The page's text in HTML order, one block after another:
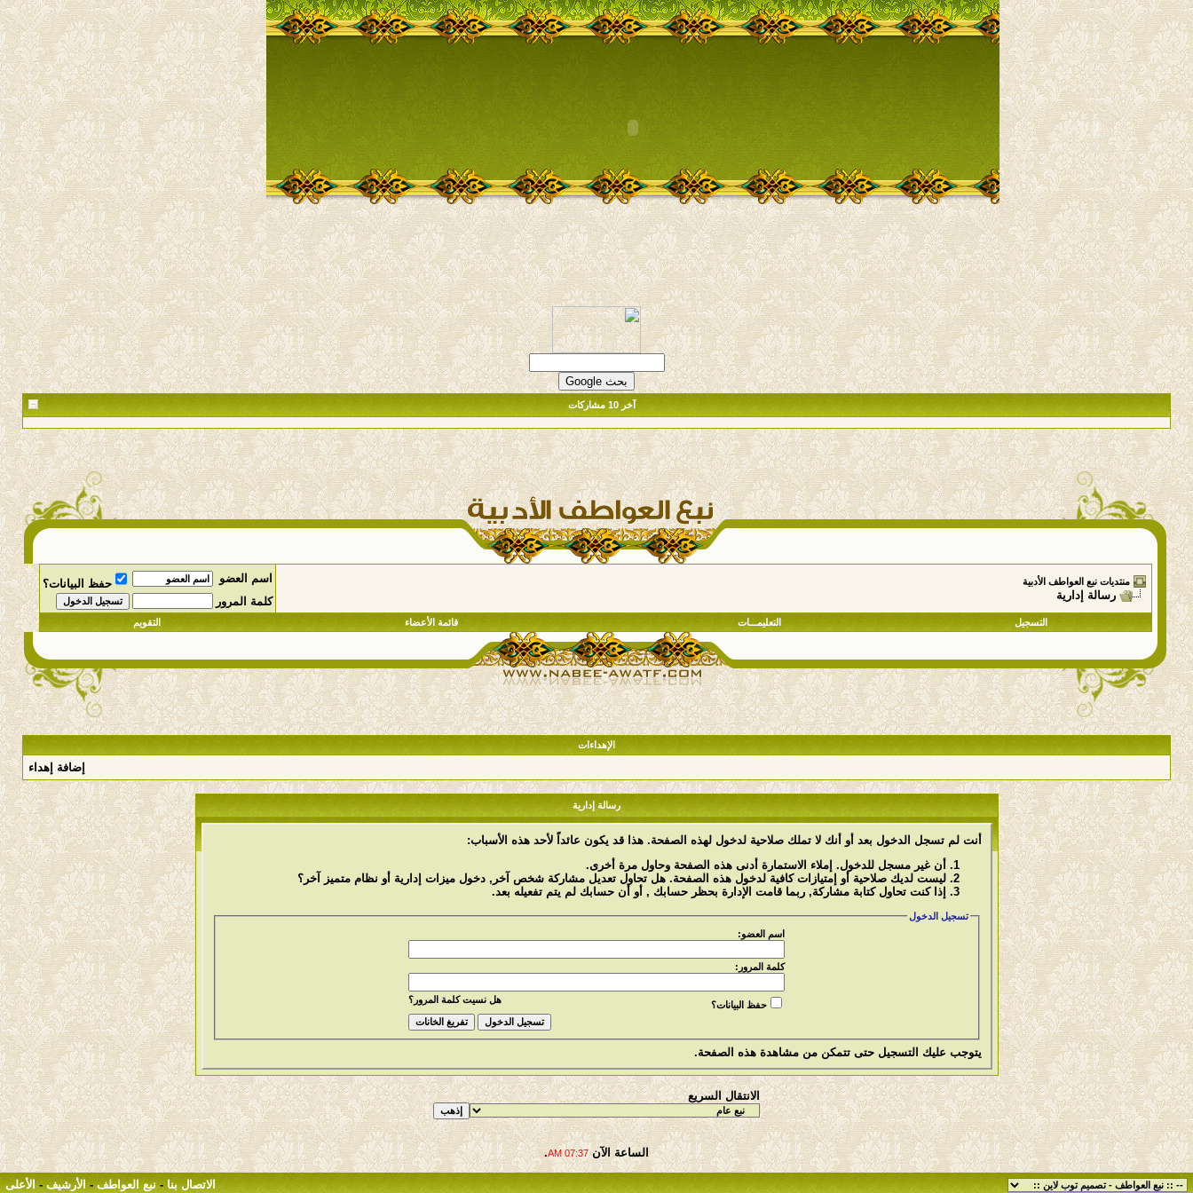
آخر 10 مشاركات
منتديات نبع العواطف الأدبية
رسالة إدارية
اسم العضو
حفظ البيانات؟
كلمة المرور
التسجيل التعليمـــات قائمة الأعضاء التقويم
الإهداءات
إضافة إهداء
رسالة إدارية
أنت لم تسجل الدخول بعد أو أنك لا تملك صلاحية لدخول لهذه الصفحة. هذا قد يكون عائداً لأحد هذه الأسباب:
أن غير مسجل للدخول. إملاء الاستمارة أدنى هذه الصفحة وحاول مرة أخرى.
ليست لديك صلاحية أو إمتيازات كافية لدخول هذه الصفحة. هل تحاول تعديل مشاركة شخص آخر, دخول ميزات إدارية أو نظام متميز آخر؟
إذا كنت تحاول كتابة مشاركة, ربما قامت الإدارة بحظر حسابك , أو أن حسابك لم يتم تفعيله بعد.
تسجيل الدخول
اسم العضو:
كلمة المرور:
هل نسيت كلمة المرور؟ حفظ البيانات؟
يتوجب عليك التسجيل حتى تتمكن من مشاهدة هذه الصفحة.
الانتقال السريع
الساعة الآن07:37 AM
.
الاتصال بنا - نبع العواطف - الأرشيف - الأعلى